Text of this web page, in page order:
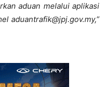
aduan melalui aplikasi
aduantrafik@jpj.gov.my,”